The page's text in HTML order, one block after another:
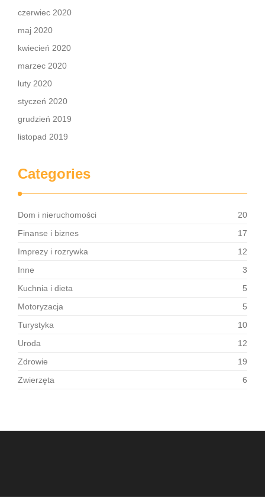
czerwiec 2020
maj 2020
kwiecień 2020
marzec 2020
luty 2020
styczeń 2020
grudzień 2019
listopad 2019
Categories
Dom i nieruchomości
20
Finanse i biznes
17
Imprezy i rozrywka
12
Inne
3
Kuchnia i dieta
5
Motoryzacja
5
Turystyka
10
Uroda
12
Zdrowie
19
Zwierzęta
6